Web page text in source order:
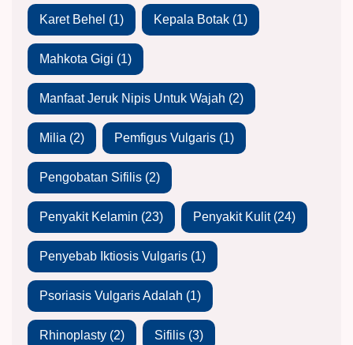
Karet Behel (1) Kepala Botak (1)
Mahkota Gigi (1)
Manfaat Jeruk Nipis Untuk Wajah (2)
Milia (2) Pemfigus Vulgaris (1)
Pengobatan Sifilis (2)
Penyakit Kelamin (23) Penyakit Kulit(24)
Penyebab Iktiosis Vulgaris (1)
Psoriasis Vulgaris Adalah (1)
Rhinoplasty (2) Sifilis (3)